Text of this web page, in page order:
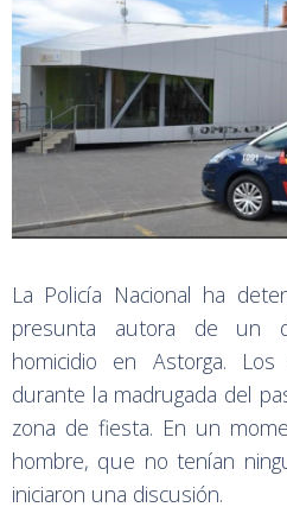
La Policía Nacional ha
presunta autora de un
homicidio en Astorga.
durante la madrugada del
zona de fiesta. En un
hombre, que no tenían
iniciaron una discusión.